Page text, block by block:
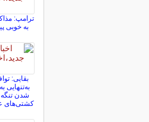
ترامپ:
به خوبی
بقایی:
به‌تنهایی
شدن
کشتی‌های